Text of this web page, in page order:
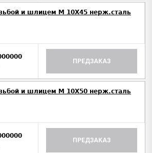
и шлицем M 10Х45 нерж.сталь
ПРЕДЗАКАЗ
и шлицем M 10Х50 нерж.сталь
ПРЕДЗАКАЗ